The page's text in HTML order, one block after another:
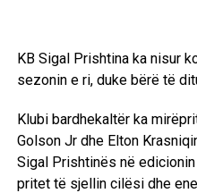
KB Sigal Prishtina ka nisur
sezonin e ri, duke bërë të
Klubi bardhekaltër ka
Golson Jr dhe Elton
Sigal Prishtinës në
pritet të sjellin cilësi dhe